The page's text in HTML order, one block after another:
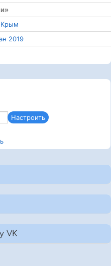
Крым
2019
Настроить
VK